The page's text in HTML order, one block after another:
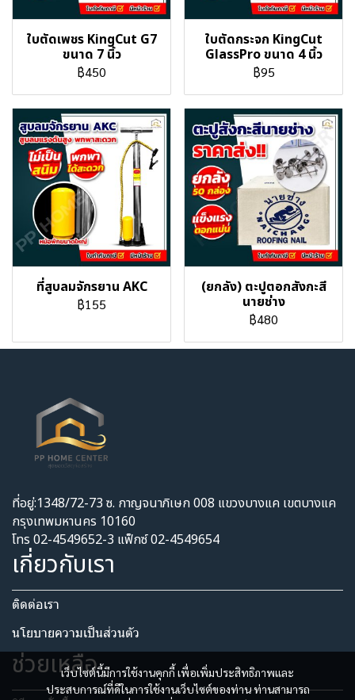
ใบตัดเพชร KingCut G7
ขนาด 7 นิ้ว
฿450
ใบตัดกระจก KingCut
GlassPro ขนาด 4 นิ้ว
฿95
ที่สูบลมจักรยาน AKC
฿155
(ยกลัง) ตะปูตอกสังกะสี
นายช่าง
฿480
เว็บไซต์นี้มีการใช้งานคุกกี้ เพื่อเพิ่มประสิทธิภาพและ
ประสบการณ์ที่ดีในการใช้งานเว็บไซต์ของท่าน ท่านสามารถ
ที่อยู่:1348/72-73 ซ. กาญจนาภิเษก 008 แขวงบางแค เขตบางแค
กรุงเทพมหานคร 10160
โทร 02-4549652-3 แฟ็กซ์ 02-4549654
เกี่ยวกับเรา
ติดต่อเรา
นโยบายความเป็นส่วนตัว​
ช่วยเหลือ